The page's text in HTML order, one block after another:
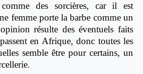
des sorcières, car il est
femme porte la barbe comme un
résulte des éventuels faits
en Afrique, donc toutes les
semble être pour certains, un